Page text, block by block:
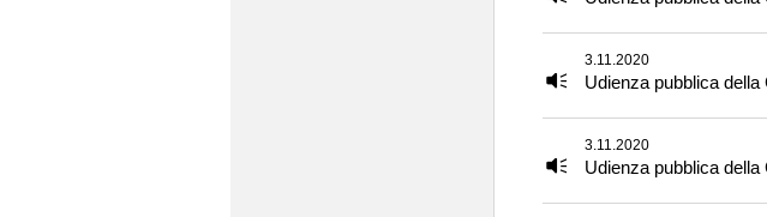
3.11.2020
Udienza pubblica
3.11.2020
Udienza pubblica